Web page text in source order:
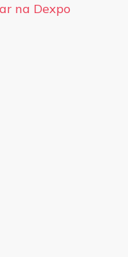
na Dexpo